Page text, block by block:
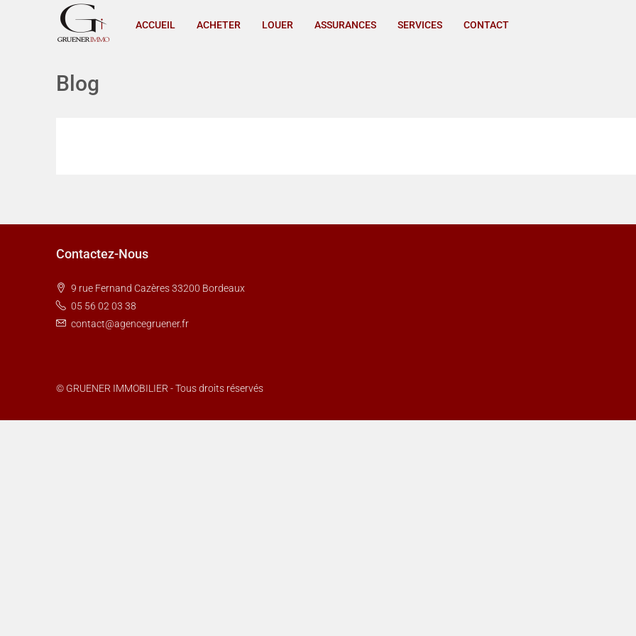
ACCUEIL ACHETER LOUER ASSURANCES SERVICES CONTACT
Blog
Contactez-Nous
9 rue Fernand Cazères 33200 Bordeaux
05 56 02 03 38
contact@agencegruener.fr
© GRUENER IMMOBILIER - Tous droits réservés